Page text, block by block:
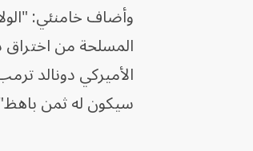
وأضاف خامنئي:
المسلحة من
الأميركي دونالد
سيكون له ثمن